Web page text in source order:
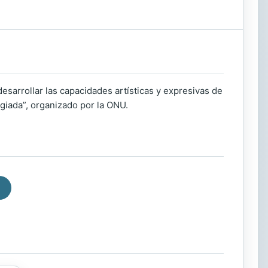
las capacidades artísticas y expresivas de
organizado por la ONU.